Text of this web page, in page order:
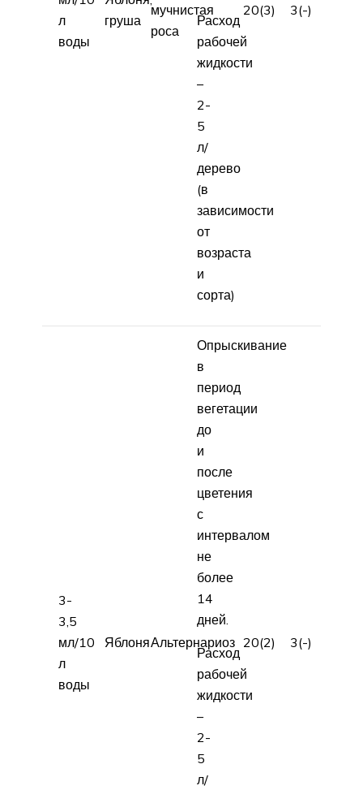
л
воды
груша
мучнистая
роса
Расход
рабочей
жидкости
–
2-
5
л/
дерево
(в
зависимости
от
возраста
и
сорта)
20(3) 3(-)
3-
3,5
мл/10
л
воды
ЯблоняАльтернариоз
Опрыскивание
в
период
вегетации
до
и
после
цветения
с
интервалом
не
более
14
дней.
Расход
рабочей
жидкости
–
2-
5
л/
20(2) 3(-)